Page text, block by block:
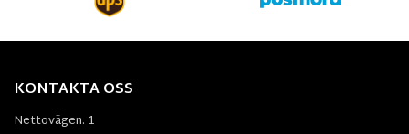
KONTAKTA OSS
Nettovägen. 1